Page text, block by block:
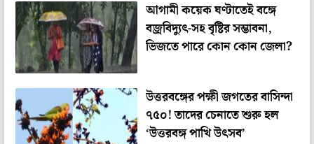
আগামী কয়েক ঘণ্টাতেই বঙ্গে
বজ্রবিদ্যুৎ-সহ বৃষ্টির সম্ভাবনা,
ভিজতে পারে কোন কোন জেলা?
উত্তরবঙ্গের পক্ষী জগতের বাসিন্দা
৭৫০! তাদের চেনাতে শুরু হল
‘উত্তরবঙ্গ পাখি উৎসব’